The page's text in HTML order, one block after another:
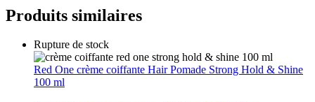
Produits similaires
Rupture de stock
Red One crème coiffante Hair Pomade Strong Hold & Shine
100 ml